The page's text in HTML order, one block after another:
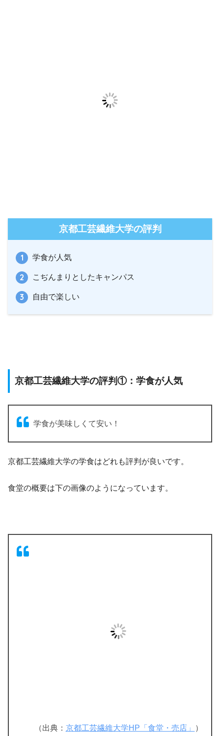
京都工芸繊維大学の評判
学食が人気
こぢんまりとしたキャンパス
自由で楽しい
京都工芸繊維大学の評判①：学食が人気
学食が美味しくて安い！
京都工芸繊維大学の学食はどれも評判が良いです。
食堂の概要は下の画像のようになっています。
（出典： 京都工芸繊維大学HP「食堂・売店」 ）